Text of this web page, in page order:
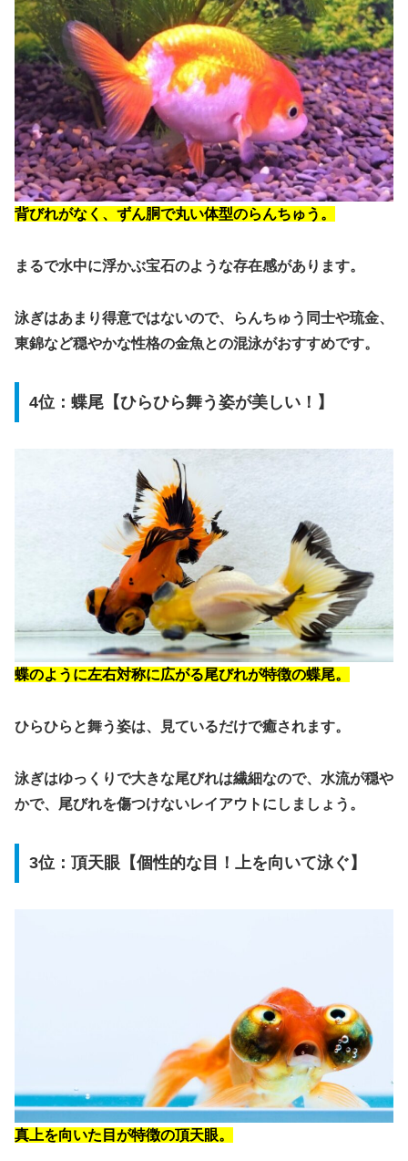
背びれがなく、ずん胴で丸い体型のらんちゅう。
まるで水中に浮かぶ宝石のような存在感があります。
泳ぎはあまり得意ではないので、らんちゅう同士や琉金、
東錦など穏やかな性格の金魚との混泳がおすすめです。
4位：蝶尾【ひらひら舞う姿が美しい！】
蝶のように左右対称に広がる尾びれが特徴の蝶尾。
ひらひらと舞う姿は、見ているだけで癒されます。
泳ぎはゆっくりで大きな尾びれは繊細なので、水流が穏や
かで、尾びれを傷つけないレイアウトにしましょう。
3位：頂天眼【個性的な目！上を向いて泳ぐ】
真上を向いた目が特徴の頂天眼。